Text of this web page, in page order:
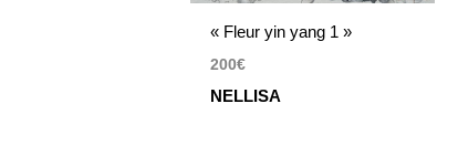
« Fleur yin yang 1 »
200€
NELLISA